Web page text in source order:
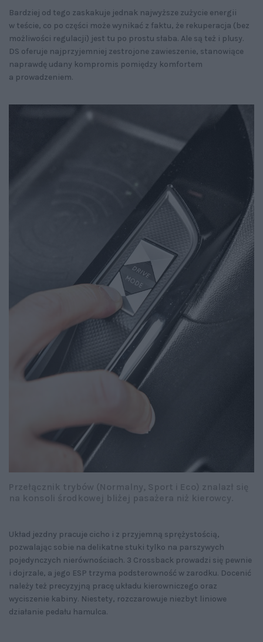
Bardziej od tego zaskakuje jednak najwyższe zużycie energii
w teście, co po części może wynikać z faktu, że rekuperacja (bez
możliwości regulacji) jest tu po prostu słaba. Ale są też i plusy.
DS oferuje najprzyjemniej zestrojone zawieszenie, stanowiące
naprawdę udany kompromis pomiędzy komfortem
a prowadzeniem.
Układ jezdny pracuje cicho i z przyjemną sprężystością,
pozwalając sobie na delikatne stuki tylko na parszywych
pojedynczych nierównościach. 3 Crossback prowadzi się pewnie
i dojrzale, a jego ESP trzyma podsterowność w zarodku. Docenić
należy też precyzyjną pracę układu kierowniczego oraz
wyciszenie kabiny. Niestety, rozczarowuje niezbyt liniowe
działanie pedału hamulca.